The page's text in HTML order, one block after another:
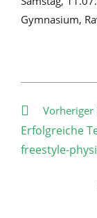
Gymnasium,
Weitere
Artikel
ansehen
Vorheriger
Erfolgreiche
freestyle-